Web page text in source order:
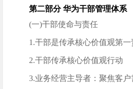
第二部分 华为干部管理体系
(一)干部使命与责任
1.干部是传承核心价值观第一
2.干部传承核心价值观行动
3.业务经营主导者：聚焦客